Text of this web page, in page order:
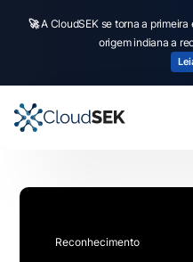
🚀A CloudSEK se torna a
origem indiana a
Reconhecimento